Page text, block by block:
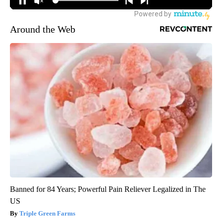
Around the Web
Banned for 84 Years; Powerful Pain Reliever Legalized in The
US
Triple Green Farms